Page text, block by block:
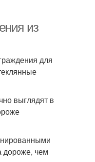
из
для
выглядят в
дороже, чем